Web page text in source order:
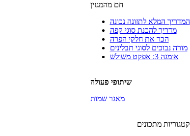
חם מהמגזין
המדריך המלא לתזונה נכונה
מדריך להכנת סוגי קפה
הכר את חלקי הפרה
מורה נבוכים לסוגי תבלינים
אומגה 3: אפקט משולש
שיתופי פעולה
מאגר שמות
קטגוריות מתכונים